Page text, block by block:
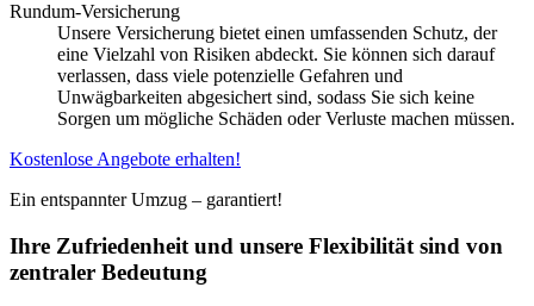
Rundum-Versicherung
Unsere Versicherung bietet einen umfassenden Schutz, der
eine Vielzahl von Risiken abdeckt. Sie können sich darauf
verlassen, dass viele potenzielle Gefahren und
Unwägbarkeiten abgesichert sind, sodass Sie sich keine
Sorgen um mögliche Schäden oder Verluste machen müssen.
Kostenlose Angebote erhalten!
Ein entspannter Umzug – garantiert!
Ihre Zufriedenheit und unsere Flexibilität sind von
zentraler Bedeutung